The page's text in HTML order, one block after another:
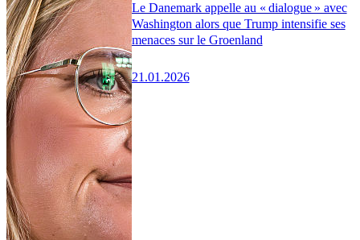
Le Danemark appelle au « dialogue » avec
Washington alors que Trump intensifie ses
menaces sur le Groenland
21.01.2026